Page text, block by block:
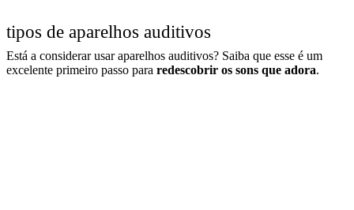
tipos de aparelhos auditivos
Está a considerar usar aparelhos auditivos? Saiba que esse é um
excelente primeiro passo para redescobrir os sons que adora.